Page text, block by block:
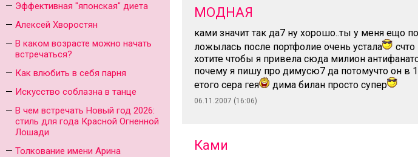
Эффективная "японская" диета
Алексей Хворостян
В каком возрасте можно начать
встречаться?
Как влюбить в себя парня
Искусство соблазна в танце
В чем встречать Новый год 2026:
стиль для года Красной Огненной
Лошади
Толкование имени Арина
МОДНАЯ
ками значит так да7 ну хорошо..ты у меня ещо
ложылась после портфолие очень устала
хотите чтобы я привела сюда милион
почему я пишу про димусю7 да потомучто он в
етого сера гея
дима билан просто супер
06.11.2007 (16:06)
Ками